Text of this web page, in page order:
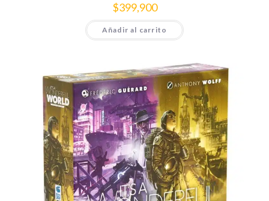
$399,900
Añadir al carrito